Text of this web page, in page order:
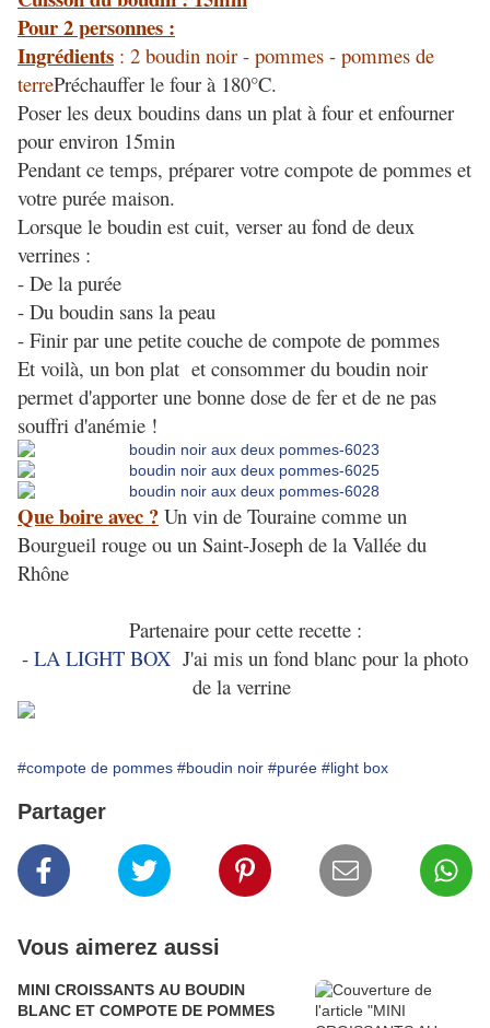
Pour 2 personnes :
Ingrédients : 2 boudin noir - pommes - pommes de
terrePréchauffer le four à 180°C.
Poser les deux boudins dans un plat à four et enfourner
pour environ 15min
Pendant ce temps, préparer votre compote de pommes et
votre purée maison.
Lorsque le boudin est cuit, verser au fond de deux
verrines :
- De la purée
- Du boudin sans la peau
- Finir par une petite couche de compote de pommes
Et voilà, un bon plat et consommer du boudin noir
permet d'apporter une bonne dose de fer et de ne pas
souffri d'anémie !
Que boire avec ? Un vin de Touraine comme un
Bourgueil rouge ou un Saint-Joseph de la Vallée du
Rhône
Partenaire pour cette recette :
- LA LIGHT BOX J'ai mis un fond blanc pour la photo
de la verrine
#compote de pommes #boudin noir #purée #light box
Partager
Vous aimerez aussi
MINI CROISSANTS AU BOUDIN
BLANC ET COMPOTE DE POMMES